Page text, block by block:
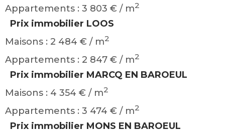
Appartements : 3 803 € / m2
Prix immobilier LOOS
Maisons : 2 484 € / m2
Appartements : 2 847 € / m2
Prix immobilier MARCQ EN BAROEUL
Maisons : 4 354 € / m2
Appartements : 3 474 € / m2
Prix immobilier MONS EN BAROEUL